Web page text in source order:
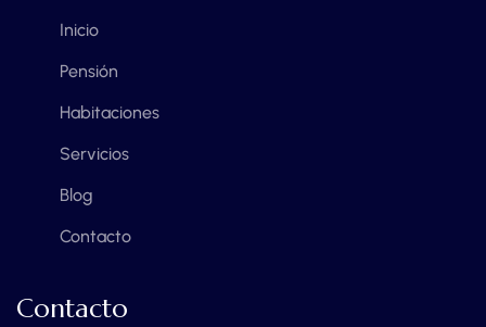
Inicio
Pensión
Habitaciones
Servicios
Blog
Contacto
Contacto